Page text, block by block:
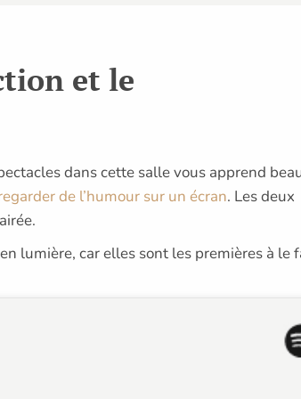
et le
dans cette salle vous apprend
de l’humour sur un écran. Les deux
lumière, car elles sont les premières à le